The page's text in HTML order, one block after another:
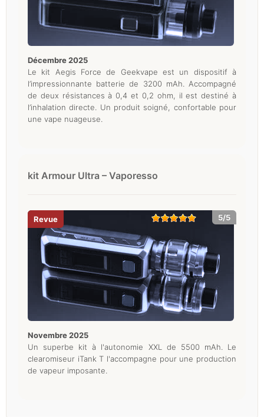
décembre 2025
Le kit Aegis Force de Geekvape est un dispositif à
l’impressionnante batterie de 3200 mAh. Accompagné
de deux résistances à 0,4 et 0,2 ohm, il est destiné à
l’inhalation directe. Un produit soigné, confortable pour
une vape nuageuse.
kit Armour Ultra – Vaporesso
5/5
novembre 2025
Un superbe kit à l'autonomie XXL de 5500 mAh. Le
clearomiseur iTank T l'accompagne pour une production
de vapeur imposante.